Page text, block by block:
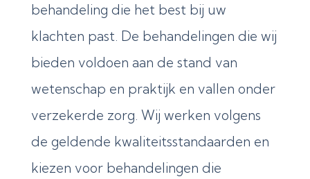
behandeling die het best bij uw
klachten past. De behandelingen die wij
bieden voldoen aan de stand van
wetenschap en praktijk en vallen onder
verzekerde zorg. Wij werken volgens
de geldende kwaliteitsstandaarden en
kiezen voor behandelingen die